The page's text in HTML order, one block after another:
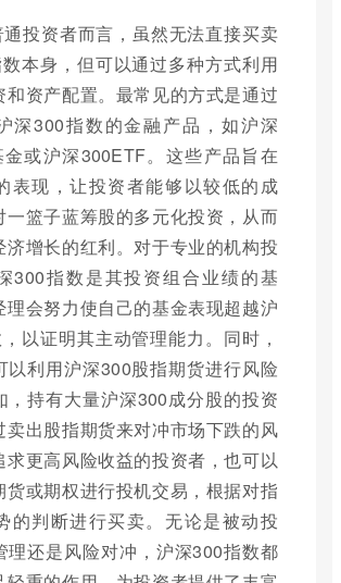
通投资者而言，虽然无法直接买卖
本身，但可以通过多种方式利用
和资产配置。最常见的方式是通过
深300指数的金融产品，如沪深
或沪深300ETF。这些产品旨在
表现，让投资者能够以较低的成
一篮子蓝筹股的多元化投资，从而
济增长的红利。对于专业的机构投
300指数是其投资组合业绩的基
理会努力使自己的基金表现超越沪
以证明其主动管理能力。同时，
以利用沪深300股指期货进行风险
，持有大量沪深300成分股的投资
卖出股指期货来对冲市场下跌的风
求更高风险收益的投资者，也可以
货或期权进行投机交易，根据对指
的判断进行买卖。无论是被动投
理还是风险对冲，沪深300指数都